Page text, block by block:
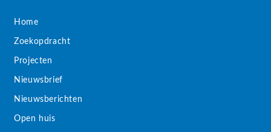
Home
Zoekopdracht
Projecten
Nieuwsbrief
Nieuwsberichten
Open huis